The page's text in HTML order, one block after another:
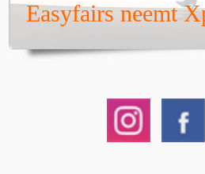
Easyfairs neemt